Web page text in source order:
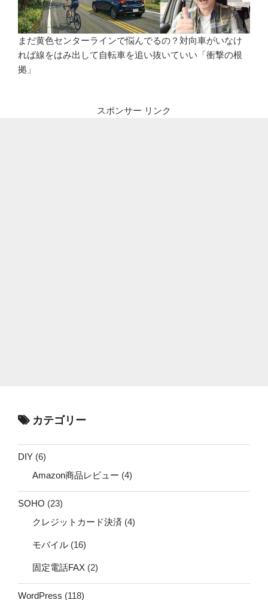
まだ黄色センターラインで悩んでるの？対向車がいなけ
れば線をはみ出して自転車を追い抜いていい「衝撃の根
拠」
スポンサー リンク
カテゴリー
DIY (6)
Amazon商品レビュー (4)
SOHO (23)
クレジットカード決済 (4)
モバイル (16)
固定電話FAX (2)
WordPress (118)